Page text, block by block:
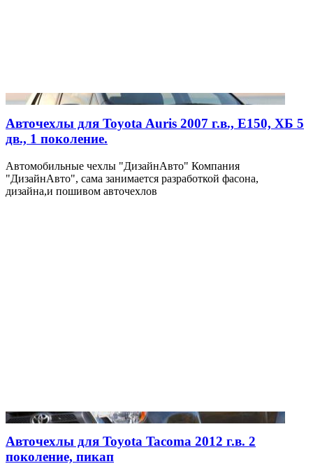
Авточехлы для Toyota Auris 2007 г.в., E150, ХБ 5
дв., 1 поколение.
Автомобильные чехлы "ДизайнАвто" Компания
"ДизайнАвто", сама занимается разработкой фасона,
дизайна,и пошивом авточехлов
Авточехлы для Toyota Tacoma 2012 г.в. 2
поколение, пикап